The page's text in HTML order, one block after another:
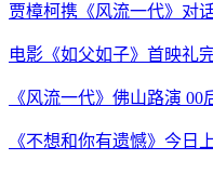
贾樟柯携《风流一代》对
电影《如父如子》首映礼
《风流一代》佛山路演
《不想和你有遗憾》今日